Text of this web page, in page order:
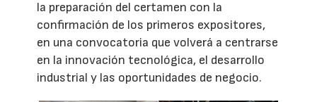
la preparación del certamen con la
confirmación de los primeros expositores,
en una convocatoria que volverá a centrarse
en la innovación tecnológica, el desarrollo
industrial y las oportunidades de negocio.